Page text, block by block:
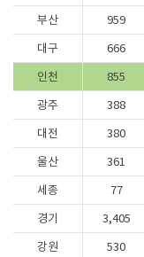
부산 959
대구 666
인천 855
광주 388
대전 380
울산 361
세종 77
경기 3,405
강원 530